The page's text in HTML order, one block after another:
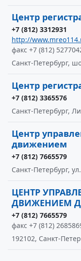
Центр
+7 (812) 3312931
http://
факс +7 (812)
Санкт-Петербург,
Центр
+7 (812) 3365576
Санкт-Петербург,
Центр
движением
+7 (812) 7665579
Санкт-Петербург,
ЦЕНТР
ДВИЖЕНИЕМ
+7 (812) 7665579
факс +7 (812)
192102, Санкт-